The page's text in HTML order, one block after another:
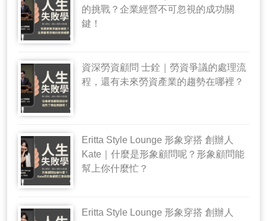
的挑戰？企業經營不可忽視的成功關
鍵！
資深勞資顧問 士銓｜勞資爭議的處理流
程，還有未來勞資產業的趨勢在哪裡？
Eritta Style Lounge 形象穿搭 創辦人
Kate｜什麼是形象顧問呢？形象顧問能
幫上你什麼忙？
Eritta Style Lounge 形象穿搭 創辦人